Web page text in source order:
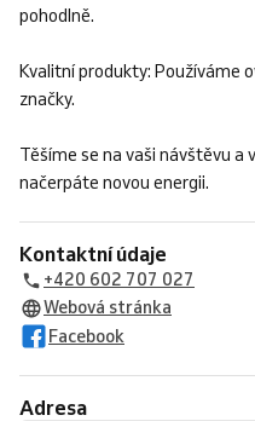
pohodlně.
Kvalitní produkty: Používáme
značky.​
Těšíme se na vaši návštěvu a
načerpáte novou energii.
Kontaktní údaje
+420 602 707 027
Webová stránka
Facebook
Adresa